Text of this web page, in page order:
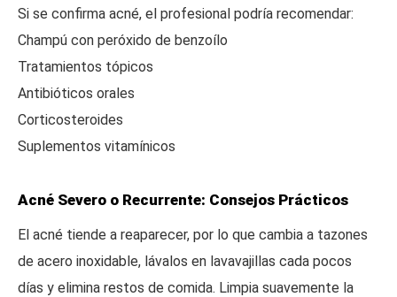
Si se confirma acné, el profesional podría recomendar:
Champú con peróxido de benzoílo
Tratamientos tópicos
Antibióticos orales
Corticosteroides
Suplementos vitamínicos
Acné Severo o Recurrente: Consejos Prácticos
El acné tiende a reaparecer, por lo que cambia a tazones
de acero inoxidable, lávalos en lavavajillas cada pocos
días y elimina restos de comida. Limpia suavemente la